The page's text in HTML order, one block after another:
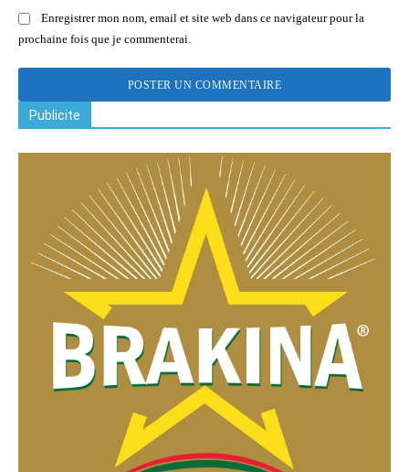
Enregistrer mon nom, email et site web dans ce navigateur pour la
prochaine fois que je commenterai.
Publicite